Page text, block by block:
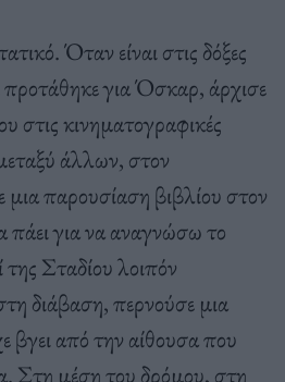
Όταν είναι στις δόξες
για Όσκαρ, άρχισε
στις κινηματογραφικές
άλλων, στον
παρουσίαση βιβλίου στον
πάει για να αναγνώσω το
Σταδίου λοιπόν
διάβαση, περνούσε μια
βγει από την αίθουσα που
Στη μέση του δρόμου, στη